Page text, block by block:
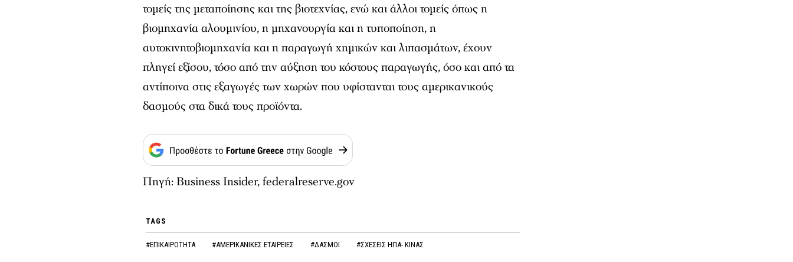
τομείς της μεταποίησης και της βιοτεχνίας, ενώ και άλλοι τομείς όπως η
βιομηχανία αλουμινίου, η μηχανουργία και η τυποποίηση, η
αυτοκινητοβιομηχανία και η παραγωγή χημικών και λιπασμάτων, έχουν
πληγεί εξίσου, τόσο από την αύξηση του κόστους παραγωγής, όσο και από τα
αντίποινα στις εξαγωγές των χωρών που υφίστανται τους αμερικανικούς
δασμούς στα δικά τους προϊόντα.
Πηγή: Business Insider, federalreserve.gov
TAGS
#ΕΠΙΚΑΙΡΟΤΗΤΑ #ΑΜΕΡΙΚΑΝΙΚΕΣ ΕΤΑΙΡΕΙΕΣ #ΔΑΣΜΟΙ #ΣΧΕΣΕΙΣ ΗΠΑ- ΚΙΝΑΣ